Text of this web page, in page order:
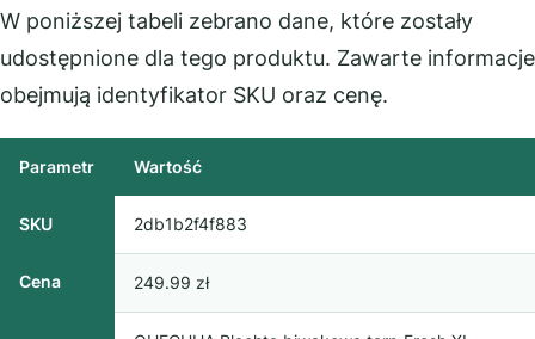
W poniższej tabeli zebrano dane, które zostały
udostępnione dla tego produktu. Zawarte informacje
obejmują identyfikator SKU oraz cenę.
Parametr Wartość
SKU 2db1b2f4f883
Cena 249.99 zł